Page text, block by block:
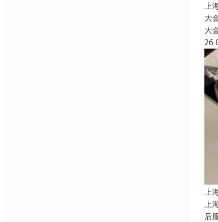
上
大
大
26-
上
上
后